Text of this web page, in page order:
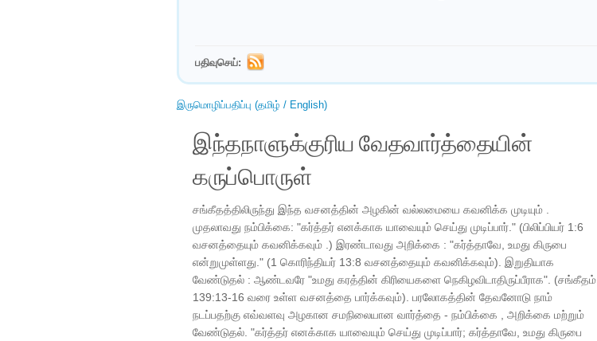
பதிவுசெய்:
இருமொழிப்பதிப்பு (தமிழ் / English)
இந்தநாளுக்குரிய வேதவார்த்தையின்
கருப்பொருள்
சங்கீதத்திலிருந்து இந்த வசனத்தின் அழகின் வல்லமையை கவனிக்க முடியும் .
முதலாவது நம்பிக்கை: "கர்த்தர் எனக்காக யாவையும் செய்து முடிப்பார்." (பிலிப்பியர் 1:6
வசனத்தையும் கவனிக்கவும் .) இரண்டாவது அறிக்கை : "கர்த்தாவே, உமது கிருபை
என்றுமுள்ளது." (1 கொரிந்தியர் 13:8 வசனத்தையும் கவனிக்கவும்). இறுதியாக
வேண்டுதல் : ஆண்டவரே "உமது கரத்தின் கிரியைகளை நெகிழவிடாதிருப்பீராக". (சங்கீதம்
139:13-16 வரை உள்ள வசனத்தை பார்க்கவும்). பரலோகத்தின் தேவனோடு நாம்
நடப்பதற்கு எவ்வளவு அழகான சமநிலையான வார்த்தை - நம்பிக்கை , அறிக்கை மற்றும்
வேண்டுதல். "கர்த்தர் எனக்காக யாவையும் செய்து முடிப்பார்; கர்த்தாவே, உமது கிருபை